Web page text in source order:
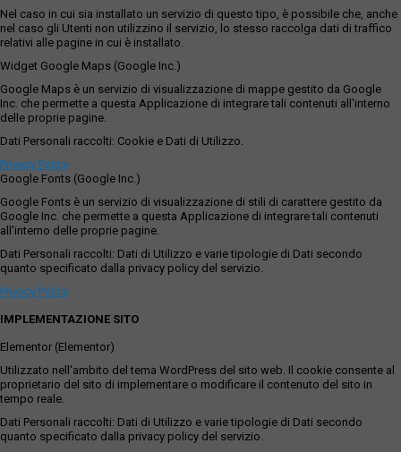
Nel caso in cui sia installato un servizio di questo tipo, è possibile che, anche
nel caso gli Utenti non utilizzino il servizio, lo stesso raccolga dati di traffico
relativi alle pagine in cui è installato.
Widget Google Maps (Google Inc.)
Google Maps è un servizio di visualizzazione di mappe gestito da Google
Inc. che permette a questa Applicazione di integrare tali contenuti all'interno
delle proprie pagine.
Dati Personali raccolti: Cookie e Dati di Utilizzo.
Privacy Policy
Google Fonts (Google Inc.)
Google Fonts è un servizio di visualizzazione di stili di carattere gestito da
Google Inc. che permette a questa Applicazione di integrare tali contenuti
all'interno delle proprie pagine.
Dati Personali raccolti: Dati di Utilizzo e varie tipologie di Dati secondo
quanto specificato dalla privacy policy del servizio.
Privacy Policy
IMPLEMENTAZIONE SITO
Elementor (Elementor)
Utilizzato nell'ambito del tema WordPress del sito web. Il cookie consente al
proprietario del sito di implementare o modificare il contenuto del sito in
tempo reale.
Dati Personali raccolti: Dati di Utilizzo e varie tipologie di Dati secondo
quanto specificato dalla privacy policy del servizio.